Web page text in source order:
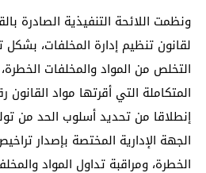
لقانون تنظيم إدارة المخلفات،
التخلص من المواد والمخلفات
إنطلاقا من تحديد أسلوب الحد من
الجهة الإدارية المختصة بإصدار
الخطرة، ومراقبة تداول المواد